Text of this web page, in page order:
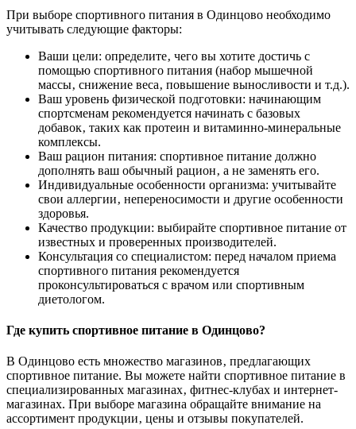
При выборе спортивного питания в Одинцово необходимо
учитывать следующие факторы:
Ваши цели: определите‚ чего вы хотите достичь с
помощью спортивного питания (набор мышечной
массы‚ снижение веса‚ повышение выносливости и т.д.).
Ваш уровень физической подготовки: начинающим
спортсменам рекомендуется начинать с базовых
добавок‚ таких как протеин и витаминно-минеральные
комплексы.
Ваш рацион питания: спортивное питание должно
дополнять ваш обычный рацион‚ а не заменять его.
Индивидуальные особенности организма: учитывайте
свои аллергии‚ непереносимости и другие особенности
здоровья.
Качество продукции: выбирайте спортивное питание от
известных и проверенных производителей.
Консультация со специалистом: перед началом приема
спортивного питания рекомендуется
проконсультироваться с врачом или спортивным
диетологом.
Где купить спортивное питание в Одинцово?
В Одинцово есть множество магазинов‚ предлагающих
спортивное питание. Вы можете найти спортивное питание в
специализированных магазинах‚ фитнес-клубах и интернет-
магазинах. При выборе магазина обращайте внимание на
ассортимент продукции‚ цены и отзывы покупателей.